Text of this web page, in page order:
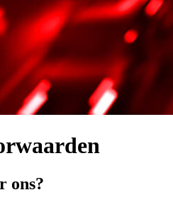
ons?